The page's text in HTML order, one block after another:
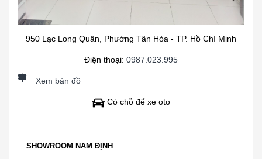
950 Lạc Long Quân, Phường Tân Hòa - TP. Hồ Chí Minh
Điện thoại: 0987.023.995
Xem bản đồ
Có chỗ để xe oto
SHOWROOM NAM ĐỊNH